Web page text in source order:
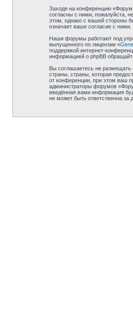
Заходя на конференцию
согласны с ними, пожалуйста,
этом, однако с вашей стороны
означает ваше согласие с ними.
Наши форумы работают под
выпущенного по лицензии «
поддержкой интернет-
информацией о phpBB
Вы соглашаетесь не размещать
страны, страны, которая
от конференции, при этом ваш
администраторы форумов
введённая вами информация
не может быть ответственна за